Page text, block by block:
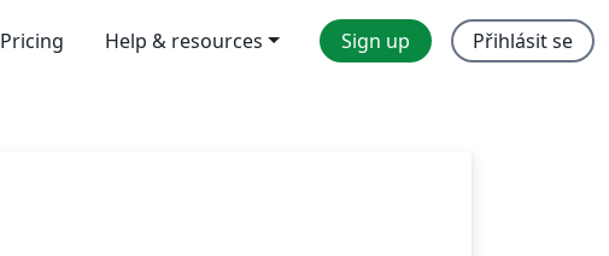
Pricing Help & resources Sign up Přihlásit se